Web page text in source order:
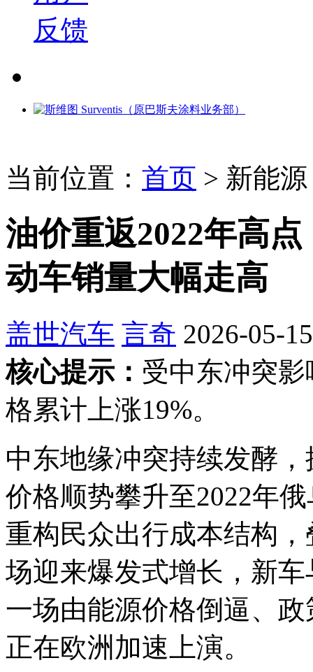
反馈
当前位置： 首页 > 新能源
油价重返2022年高
动车销量大幅走高
盖世汽车 言奇 2026-05-
核心提示： 受中东冲突
格累计上涨19%。
中东地缘冲突持续发酵
价格顺势攀升至2022年
重构民众出行成本结构
场迎来爆发式增长，新
一场由能源价格倒逼、
正在欧洲加速上演。